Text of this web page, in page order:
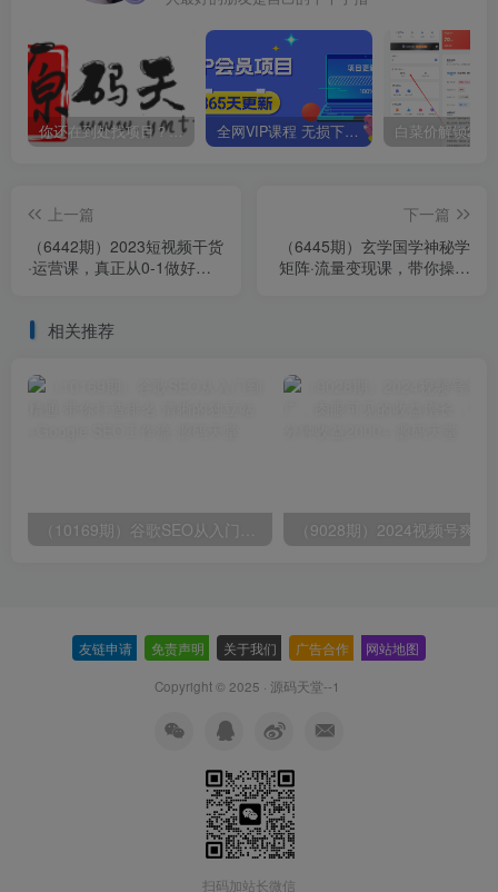
你还在到处找项目？还在当韭菜？我靠卖项目一个月收入5万+，曾经我也是个失败者。 全网VIP课程 无损下载~
上一篇
（6442期）2023短视频干货
·运营课，真正从0-1做好短
下一篇
（6445期）玄学国学神秘学
矩阵·流量变现课，带你操作
相关推荐
友链申请 免责声明 关于我们 广告合作 网站地图
Copyright © 2025 · 源码天堂--1
扫码加站长微信